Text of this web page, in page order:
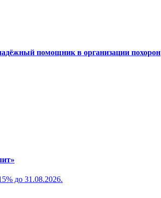
помощник в организации похорон
до 31.08.2026.